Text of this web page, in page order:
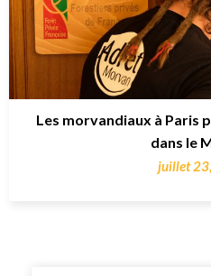
Les morvandiaux à Paris
dans le
juillet